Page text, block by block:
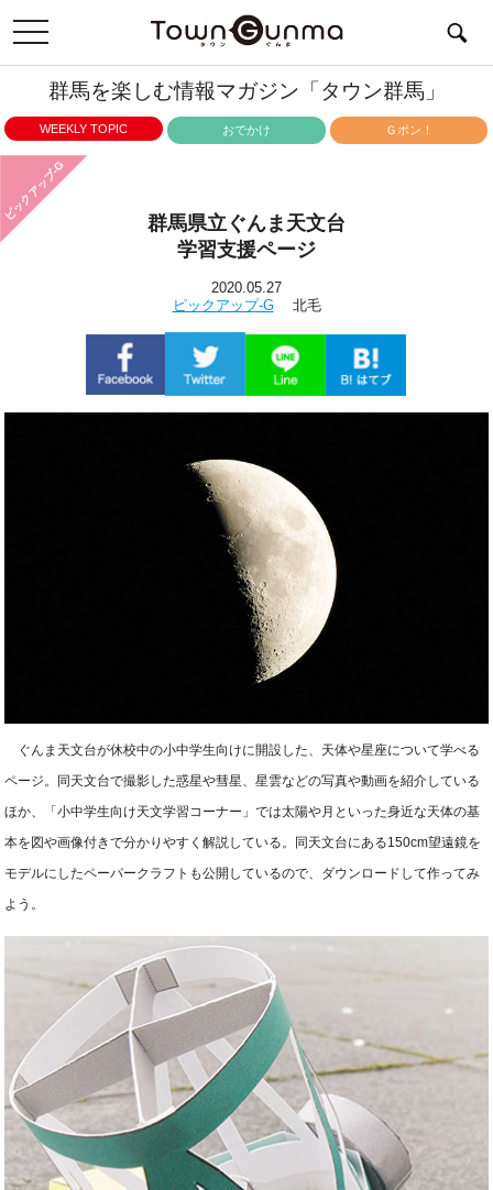
toggle
navigation
群馬を楽しむ情報マガジン「タウン群馬」
WEEKLY TOPIC おでかけ Ｇポン！
ピックアップ-G
群馬県立ぐんま天文台
学習支援ページ
2020.05.27
ピックアップ-G北毛
ぐんま天文台が休校中の小中学生向けに開設した、天体や星座について学べる
ページ。同天文台で撮影した惑星や彗星、星雲などの写真や動画を紹介している
ほか、「小中学生向け天文学習コーナー」では太陽や月といった身近な天体の基
本を図や画像付きで分かりやすく解説している。同天文台にある150cm望遠鏡を
モデルにしたペーパークラフトも公開しているので、ダウンロードして作ってみ
よう。